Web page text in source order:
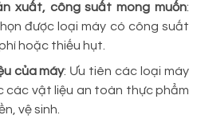
xuất, công suất mong muốn:
được loại máy có công suất
hoặc thiếu hụt.
của máy: Ưu tiên các loại máy
các vật liệu an toàn thực phẩm
vệ sinh.